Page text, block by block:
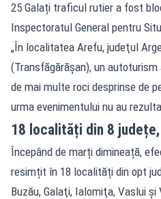
25 Galați traficul rutier a fost
Inspectoratul General pentru
„În localitatea Arefu, judeţul
(Transfăgărăşan), un
de mai multe roci desprinse de
urma evenimentului nu au
18 localități din 8
Începând de marți dimineață,
resimțit în 18 localități din opt
Buzău, Galaţi, Ialomiţa, Vaslui şi